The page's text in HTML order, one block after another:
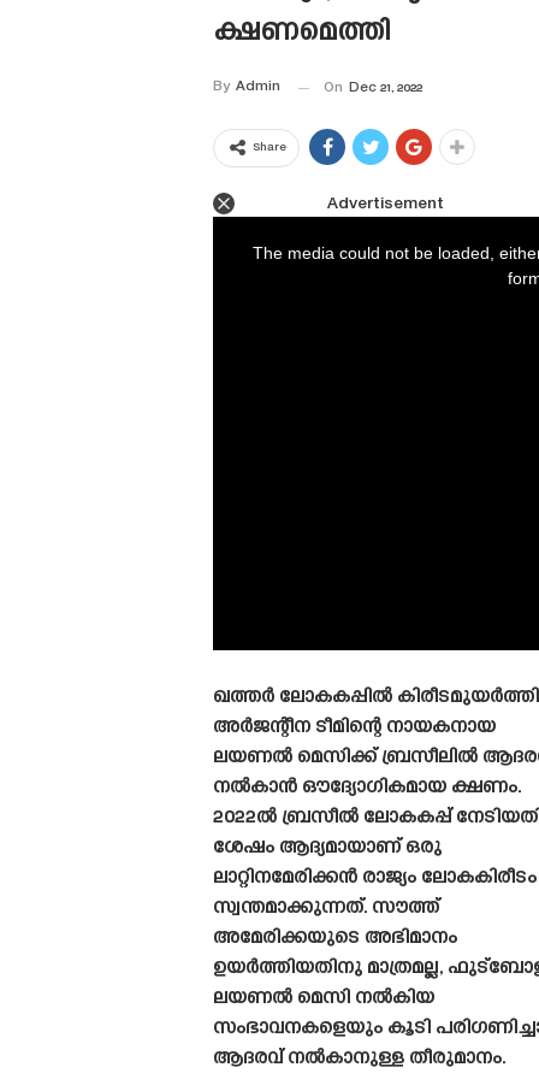
ക്ഷണമെത്തി
By Admin On Dec 21, 2022
Share
Advertisement
The media could not be loaded,
ഖത്തർ ലോകകപ്പിൽ
അർജന്റീന ടീമിന്റെ നായകനായ
ലയണൽ മെസിക്ക് ബ്രസീലിൽ
നൽകാൻ ഔദ്യോഗികമായ ക്ഷണം.
2022ൽ ബ്രസീൽ ലോകകപ്പ്
ശേഷം ആദ്യമായാണ് ഒരു
ലാറ്റിനമേരിക്കൻ രാജ്യം ലോകകിരീടം
സ്വന്തമാക്കുന്നത്. സൗത്ത്
അമേരിക്കയുടെ അഭിമാനം
ഉയർത്തിയതിനു മാത്രമല്ല,
ലയണൽ മെസി നൽകിയ
സംഭാവനകളെയും കൂടി
ആദരവ് നൽകാനുള്ള തീരുമാനം.